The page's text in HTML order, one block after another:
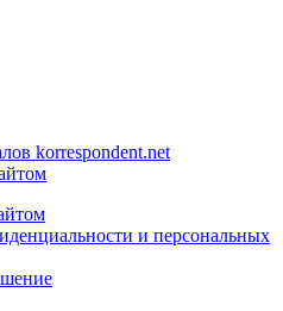
korrespondent.net
и персональных